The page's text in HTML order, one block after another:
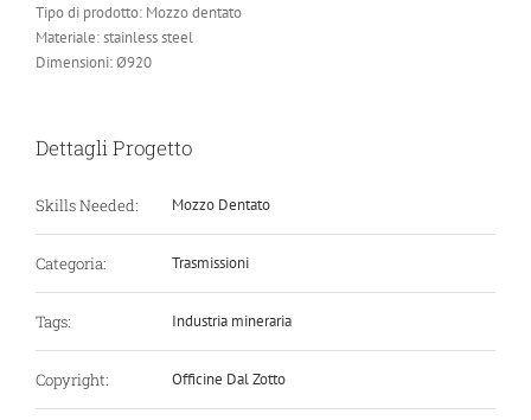
Tipo di prodotto: Mozzo dentato
Materiale: stainless steel
Dimensioni: Ø920
Dettagli Progetto
Skills Needed: Mozzo Dentato
Categoria: Trasmissioni
Tags: Industria mineraria
Copyright: Officine Dal Zotto